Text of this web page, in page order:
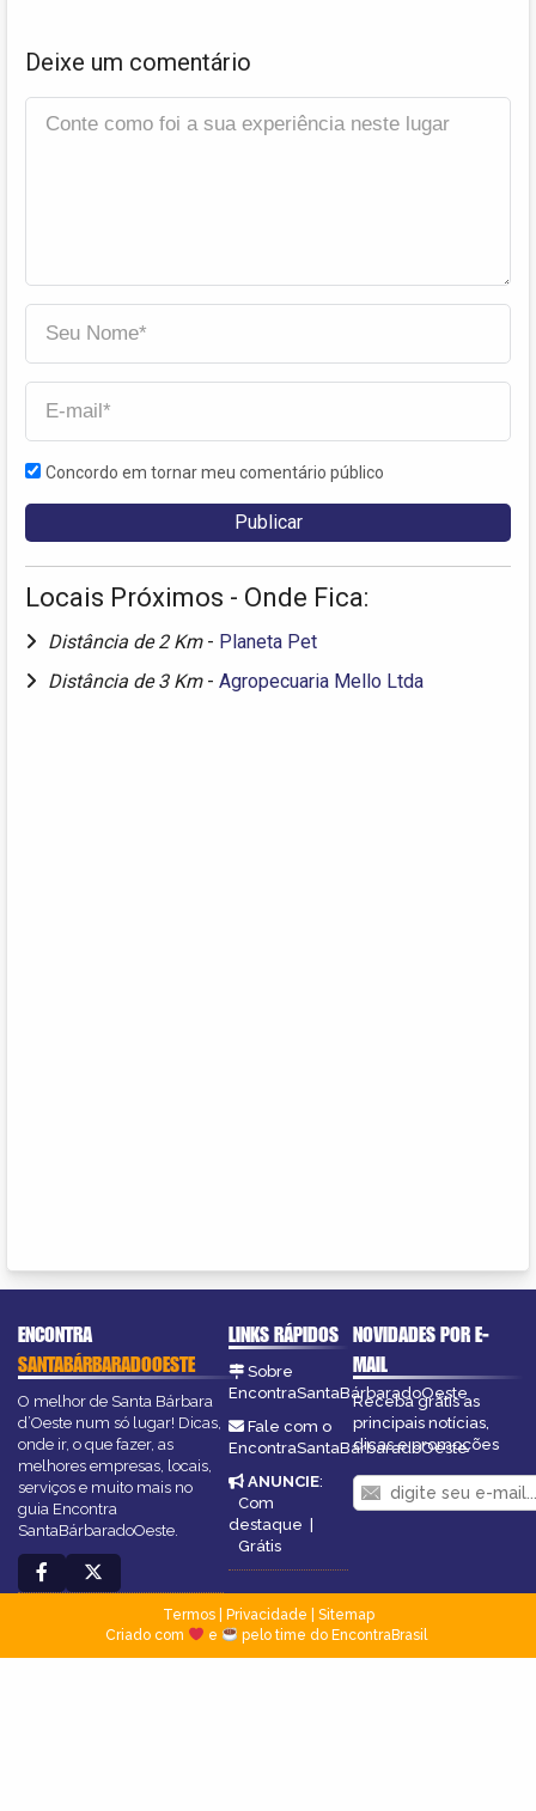
Deixe um comentário
Concordo em tornar meu comentário público
Locais Próximos - Onde Fica:
Distância de 2 Km - Planeta Pet
Distância de 3 Km - Agropecuaria Mello Ltda
ENCONTRA
SANTABÁRBARADOOESTE
O melhor de Santa Bárbara
d’Oeste num só lugar! Dicas,
onde ir, o que fazer, as
melhores empresas, locais,
serviços e muito mais no
guia Encontra
SantaBárbaradoOeste.
LINKS RÁPIDOS
Sobre
EncontraSantaBárbaradoOeste
Fale com o
EncontraSantaBárbaradoOeste
ANUNCIE:
Com
destaque |
Grátis
NOVIDADES POR E-
MAIL
Receba grátis as
principais notícias,
dicas e promoções
Termos| Privacidade
Sitemap
Criado com
e pelo time do EncontraBrasil